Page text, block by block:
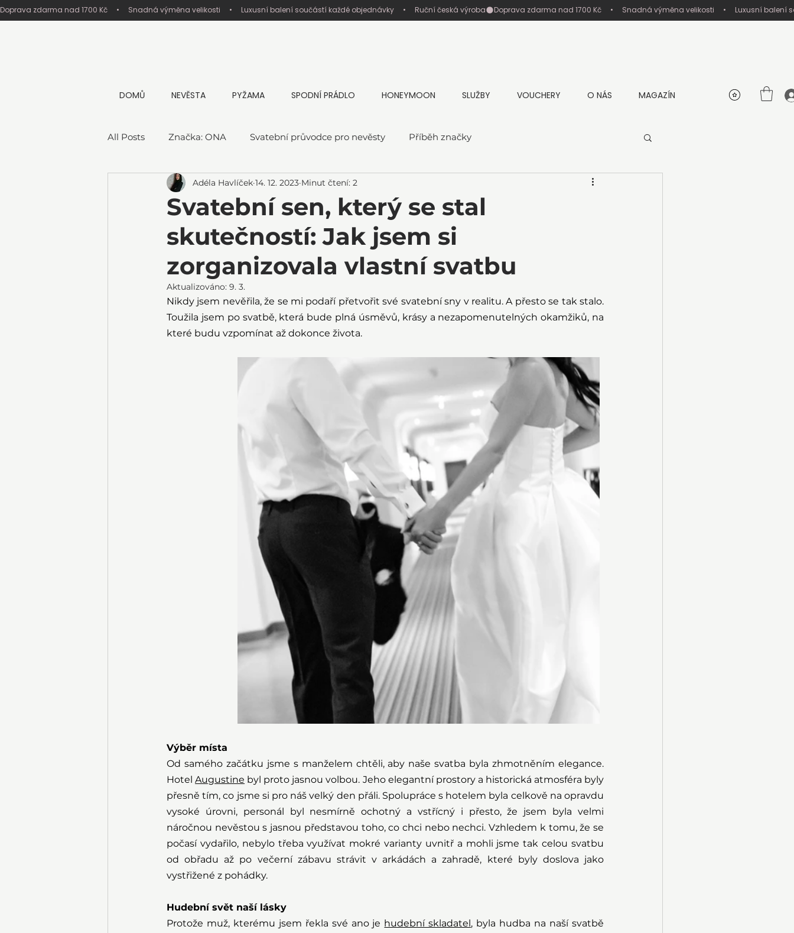
Doprava zdarma nad 1700 Kč     •     Snadná výměna velikosti     •     Luxusní balení součástí každé objednávky     •     Ruční česká výroba
DOMŮ NEVĚSTA PYŽAMA SPODNÍ PRÁDLO HONEYMOON SLUŽBY VOUCHERY O NÁS MAGAZÍN
All Posts Značka: ONA Svatební průvodce pro nevěsty Příběh značky
Svatební sen, který se stal
skutečností: Jak jsem si
zorganizovala vlastní svatbu
Adéla Havlíček 14. 12. 2023 Minut čtení: 2
Aktualizováno: 9. 3.
Nikdy jsem nevěřila, že se mi podaří přetvořit své svatební sny v realitu. A přesto se tak stalo.
Toužila jsem po svatbě, která bude plná úsměvů, krásy a nezapomenutelných okamžiků, na
které budu vzpomínat až dokonce života.
Výběr místa
Od samého začátku jsme s manželem chtěli, aby naše svatba byla zhmotněním elegance.
Hotel Augustine byl proto jasnou volbou. Jeho elegantní prostory a historická atmosféra byly
přesně tím, co jsme si pro náš velký den přáli. Spolupráce s hotelem byla celkově na opravdu
vysoké úrovni, personál byl nesmírně ochotný a vstřícný i přesto, že jsem byla velmi
náročnou nevěstou s jasnou představou toho, co chci nebo nechci. Vzhledem k tomu, že se
počasí vydařilo, nebylo třeba využívat mokré varianty uvnitř a mohli jsme tak celou svatbu
od obřadu až po večerní zábavu strávit v arkádách a zahradě, které byly doslova jako
vystřižené z pohádky.
Hudební svět naší lásky
Protože muž, kterému jsem řekla své ano je hudební skladatel, byla hudba na naší svatbě